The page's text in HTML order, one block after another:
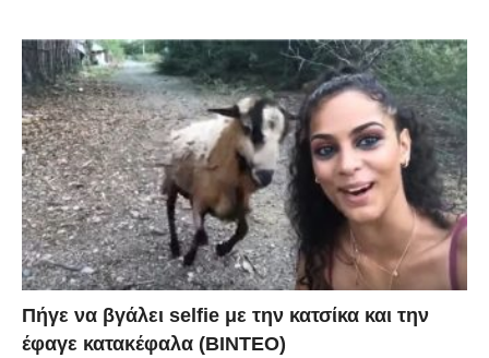
Πήγε να βγάλει selfie με την κατσίκα και την
έφαγε κατακέφαλα (ΒΙΝΤΕΟ)